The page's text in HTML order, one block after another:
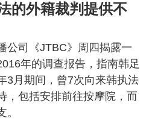
的外籍裁判提供不
公司《JTBC》周四揭露一
年的调查报告，指南韩足
3月期间，曾7次向来韩执法
，包括安排前往按摩院，而